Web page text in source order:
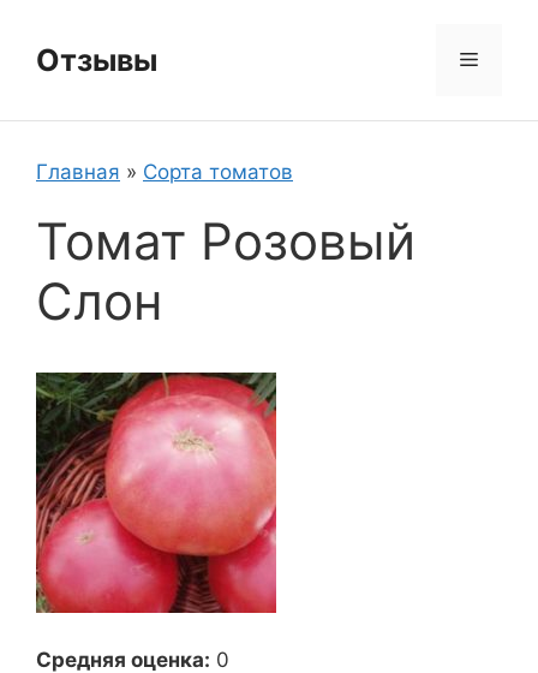
содержимому
Отзывы Меню
Главная » Сорта томатов
Томат Розовый
Слон
Средняя оценка: 0